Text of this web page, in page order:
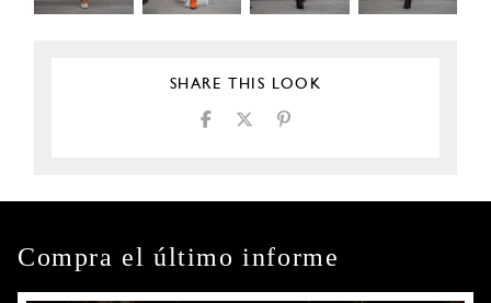
SHARE THIS LOOK
Compra el último informe